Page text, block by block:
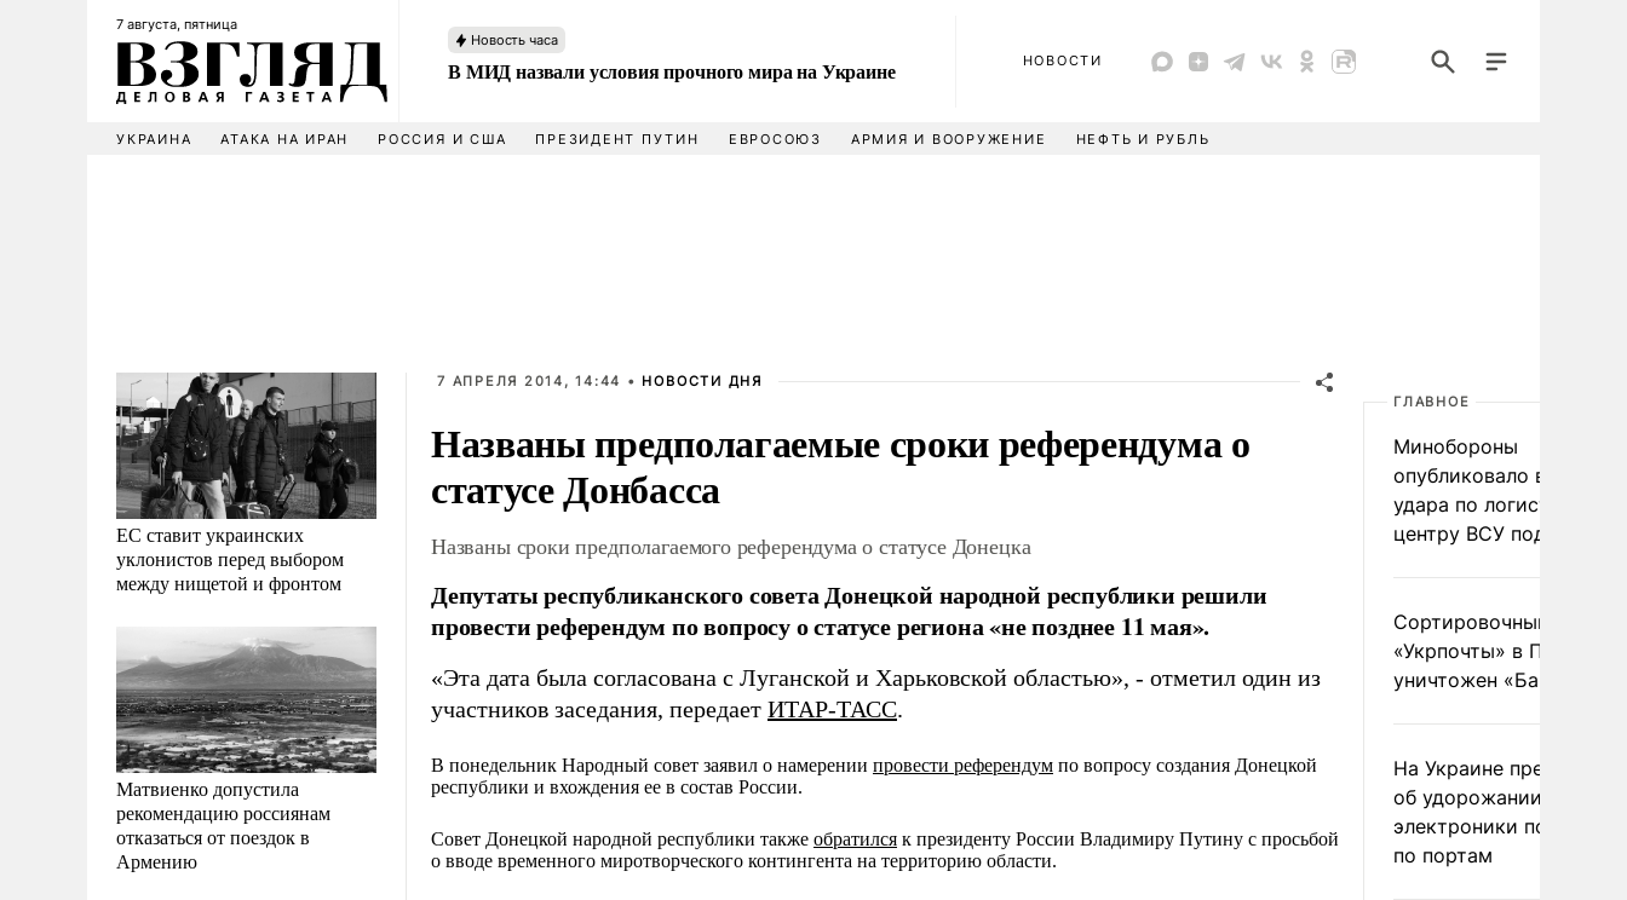
7 августа, пятница
Новость часа
В МИД назвали условия прочного мира на Украине НОВОСТИ
УКРАИНА АТАКА НА ИРАН РОССИЯ И США ПРЕЗИДЕНТ ПУТИН ЕВРОСОЮЗ АРМИЯ И ВООРУЖЕНИЕ НЕФТЬ И РУБЛЬ
ЕС ставит украинских
уклонистов перед выбором
между нищетой и фронтом
Матвиенко допустила
рекомендацию россиянам
отказаться от поездок в
Армению
7 АПРЕЛЯ 2014, 14:44 • НОВОСТИ ДНЯ
Названы предполагаемые сроки референдума о
статусе Донбасса
Названы сроки предполагаемого референдума о статусе Донецка
Депутаты республиканского совета Донецкой народной республики решили
провести референдум по вопросу о статусе региона «не позднее 11 мая».
«Эта дата была согласована с Луганской и Харьковской областью», - отметил один из
участников заседания, передает ИТАР-ТАСС.
В понедельник Народный совет заявил о намерении провести референдум по вопросу создания Донецкой
республики и вхождения ее в состав России.
Совет Донецкой народной республики также обратился к президенту России Владимиру Путину с просьбой
о вводе временного миротворческого контингента на территорию области.
ГЛАВНОЕ
Минобороны
опубликовало видео
удара по
центру ВСУ под Киевом
Сортировочный пункт
«Укрпочты» в
уничтожен
На Украине
об удорожании
электроники после
по портам